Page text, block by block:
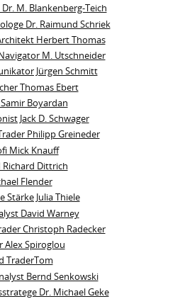
M. Blankenberg‑Teich
Dr. Raimund Schriek
Herbert Thomas
M. Utschneider
Jürgen Schmitt
Thomas Ebert
Boyardan
Jack D. Schwager
Philipp Greineder
Mick Knauff
Dittrich
Flender
Stärke Julia Thiele
David Warney
Christoph Radecker
Alex Spiroglou
TraderTom
Bernd Senkowski
Dr. Michael Geke